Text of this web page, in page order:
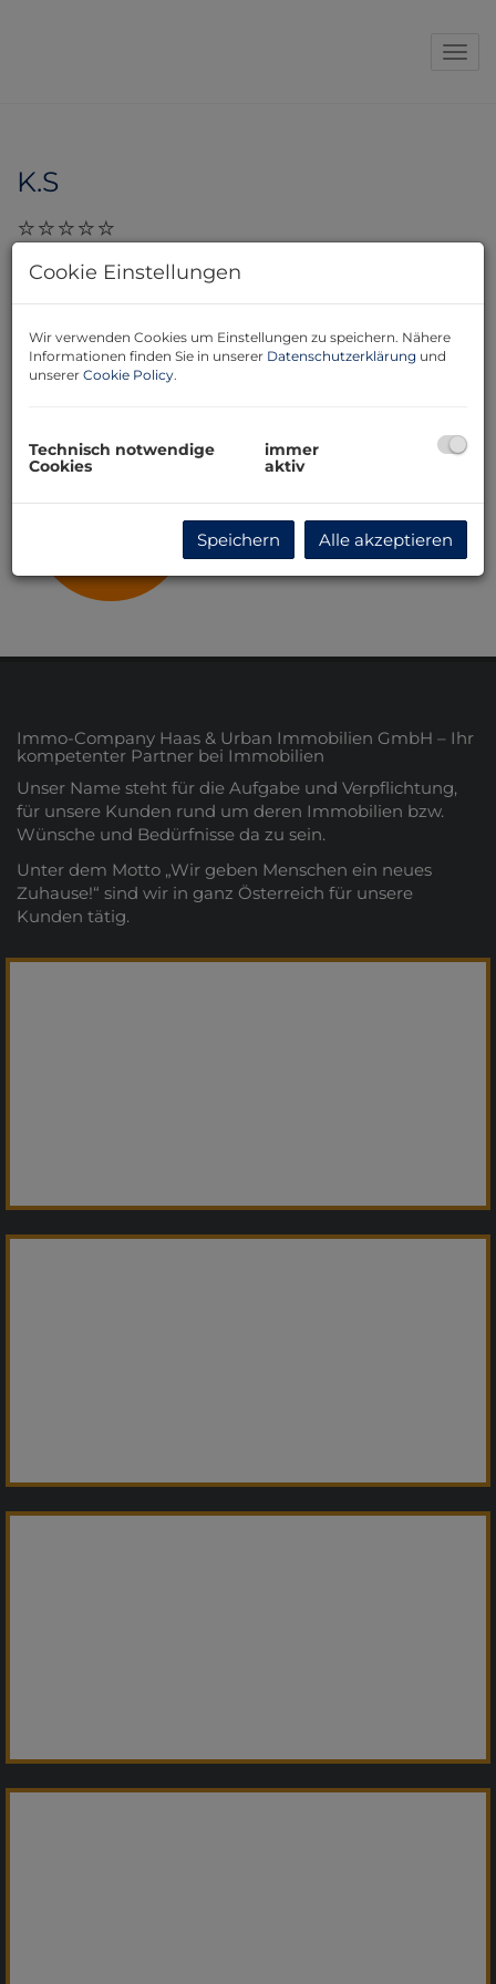
K.S
28.11.2023, 17:10
freundlich und flott all meine Anliegen erledigt.
Empfehlung! K.S
Immo-Company Haas & Urban Immobilien GmbH – Ihr
kompetenter Partner bei Immobilien
Unser Name steht für die Aufgabe und Verpflichtung,
für unsere Kunden rund um deren Immobilien bzw.
Wünsche und Bedürfnisse da zu sein.
Unter dem Motto „Wir geben Menschen ein neues
Zuhause!“ sind wir in ganz Österreich für unsere
Kunden tätig.
Cookie Einstellungen
Wir verwenden Cookies um Einstellungen zu speichern. Nähere
Informationen finden Sie in unserer Datenschutzerklärung und
unserer Cookie Policy.
Technisch notwendige
Cookies
immer
aktiv
Speichern Alle akzeptieren